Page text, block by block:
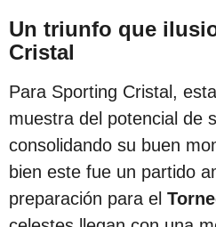
Un triunfo que
Cristal
Para Sporting Cristal,
muestra del potencial de
consolidando su buen
bien este fue un partido
preparación para el